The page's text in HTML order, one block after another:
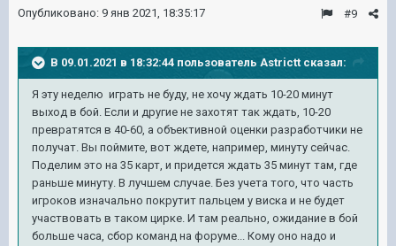
#9
Опубликовано: 9 янв 2021, 18:35:17
В 09.01.2021 в 18:32:44 пользователь Astrictt сказал:
Я эту неделю играть не буду, не хочу ждать 10-20 минут
выход в бой. Если и другие не захотят так ждать, 10-20
превратятся в 40-60, а объективной оценки разработчики не
получат. Вы поймите, вот ждете, например, минуту сейчас.
Поделим это на 35 карт, и придется ждать 35 минут там, где
раньше минуту. В лучшем случае. Без учета того, что часть
игроков изначально покрутит пальцем у виска и не будет
участвовать в таком цирке. И там реально, ожидание в бой
больше часа, сбор команд на форуме... Кому оно надо и